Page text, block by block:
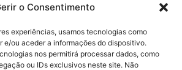
o Consentimento
experiências, usamos tecnologias como
e/ou aceder a informações do dispositivo.
nos permitirá processar dados, como
ou IDs exclusivos neste site. Não
| Developed byPixartidea